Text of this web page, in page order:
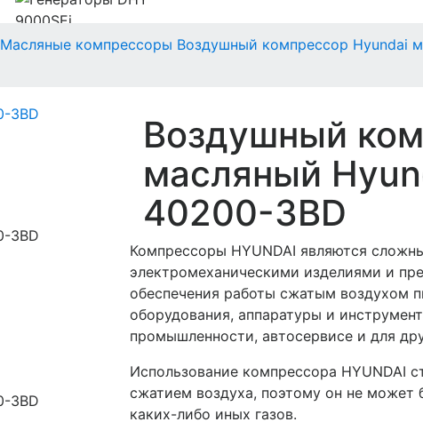
Масляные компрессоры Воздушный компрессор Hyundai
Воздушный
масляный
40200-3BD
Компрессоры HYUNDAI являются
электромеханическими изделиями и
обеспечения работы сжатым воздухом
оборудования, аппаратуры и
промышленности, автосервисе и для
Использование компрессора HYUNDAI
сжатием воздуха, поэтому он не может
каких-либо иных газов.